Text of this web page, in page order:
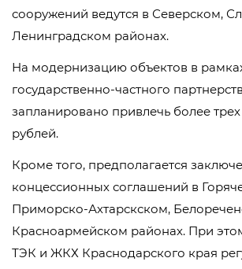
сооружений ведутся в Северском,
Ленинградском районах.
На модернизацию объектов в
государственно-частного
запланировано привлечь более
рублей.
Кроме того, предполагается
концессионных соглашений в
Приморско-Ахтарскском,
Красноармейском районах. При
ТЭК и ЖКХ Краснодарского края